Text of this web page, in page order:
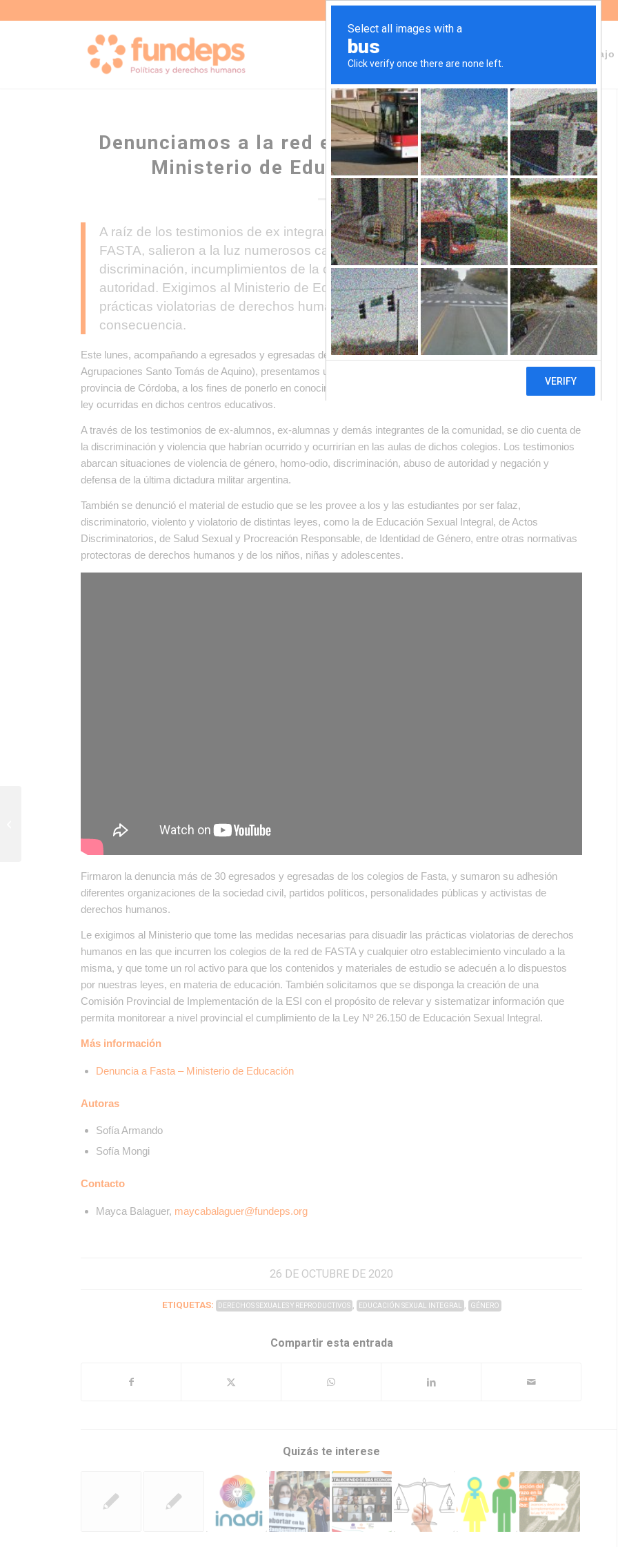
Áreas de trabajo
Denunciamos a la red educativa FASTA ante el
Ministerio de Educación de Córdoba
A raíz de los testimonios de ex integrantes de colegios de la red educativa
FASTA, salieron a la luz numerosos casos de violencia de género,
discriminación, incumplimientos de la currícula obligatoria y abuso de
autoridad. Exigimos al Ministerio de Educación de la provincia que estas
prácticas violatorias de derechos humanos cesen y que actúe en
consecuencia.
Este lunes, acompañando a egresados y egresadas de los colegios de la red educativa FASTA (Fraternidad de
Agrupaciones Santo Tomás de Aquino), presentamos una denuncia ante el Ministerio de Educación de la
provincia de Córdoba, a los fines de ponerlo en conocimiento de ciertas situaciones y prácticas contrarias a la
ley ocurridas en dichos centros educativos.
A través de los testimonios de ex-alumnos, ex-alumnas y demás integrantes de la comunidad, se dio cuenta de
la discriminación y violencia que habrían ocurrido y ocurrirían en las aulas de dichos colegios. Los testimonios
abarcan situaciones de violencia de género, homo-odio, discriminación, abuso de autoridad y negación y
defensa de la última dictadura militar argentina.
También se denunció el material de estudio que se les provee a los y las estudiantes por ser falaz,
discriminatorio, violento y violatorio de distintas leyes, como la de Educación Sexual Integral, de Actos
Discriminatorios, de Salud Sexual y Procreación Responsable, de Identidad de Género, entre otras normativas
protectoras de derechos humanos y de los niños, niñas y adolescentes.
Firmaron la denuncia más de 30 egresados y egresadas de los colegios de Fasta, y sumaron su adhesión
diferentes organizaciones de la sociedad civil, partidos políticos, personalidades públicas y activistas de
derechos humanos.
Le exigimos al Ministerio que tome las medidas necesarias para disuadir las prácticas violatorias de derechos
humanos en las que incurren los colegios de la red de FASTA y cualquier otro establecimiento vinculado a la
misma, y que tome un rol activo para que los contenidos y materiales de estudio se adecuén a lo dispuestos
por nuestras leyes, en materia de educación. También solicitamos que se disponga la creación de una
Comisión Provincial de Implementación de la ESI con el propósito de relevar y sistematizar información que
permita monitorear a nivel provincial el cumplimiento de la Ley Nº 26.150 de Educación Sexual Integral.
Más información
Denuncia a Fasta – Ministerio de Educación
Autoras
Sofía Armando
Sofía Mongi
Contacto
Mayca Balaguer, maycabalaguer@fundeps.org
26 DE OCTUBRE DE 2020
ETIQUETAS: DERECHOS SEXUALES Y REPRODUCTIVOS , EDUCACIÓN SEXUAL INTEGRAL , GÉNERO
Compartir esta entrada
Quizás te interese
Política Ambiental y Social